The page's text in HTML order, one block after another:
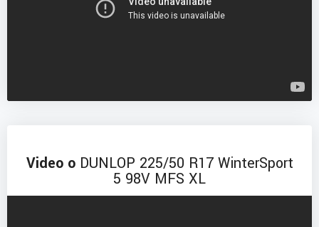
Video o DUNLOP 225/50 R17 WinterSport
5 98V MFS XL